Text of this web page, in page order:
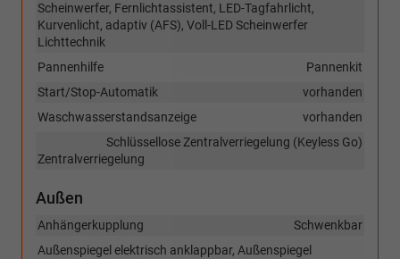
Scheinwerfer, Fernlichtassistent, LED-Tagfahrlicht,
Kurvenlicht, adaptiv (AFS), Voll-LED Scheinwerfer
Lichttechnik
Pannenkit
Pannenhilfe
vorhanden
Start/Stop-Automatik
vorhanden
Waschwasserstandsanzeige
Schlüssellose Zentralverriegelung (Keyless Go)
Zentralverriegelung
Außen
Schwenkbar
Anhängerkupplung
Außenspiegel elektrisch anklappbar, Außenspiegel